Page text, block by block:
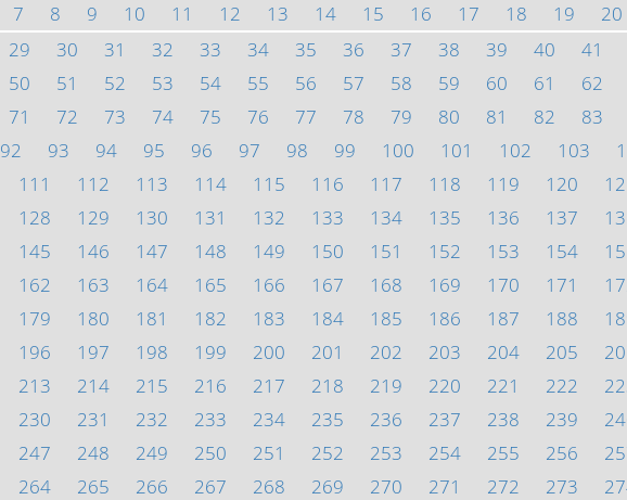
7 8 9 10 11 12 13 14 15 16 17 18 19
20
29 30 31 32 33 34 35 36 37 38 39 40
41
50 51 52 53 54 55 56 57 58 59 60 61
62
71 72 73 74 75 76 77 78 79 80 81 82
83
92 93 94 95 96 97 98 99 100 101 102 103
111 112 113 114 115 116 117 118 119 120
128 129 130 131 132 133 134 135 136 137
145 146 147 148 149 150 151 152 153 154
162 163 164 165 166 167 168 169 170 171
179 180 181 182 183 184 185 186 187 188
196 197 198 199 200 201 202 203 204 205
213 214 215 216 217 218 219 220 221 222
230 231 232 233 234 235 236 237 238 239
247 248 249 250 251 252 253 254 255 256
264 265 266 267 268 269 270 271 272 273